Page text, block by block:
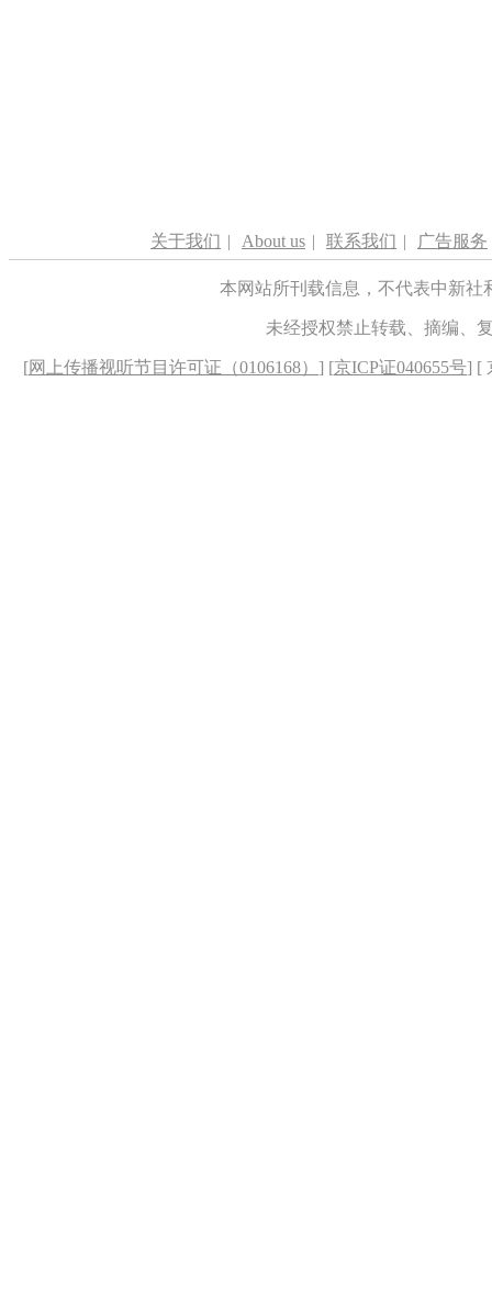
关于我们 | About us | 联系我们 | 广告服务
本网站所刊载信息，不代表中新
未经授权禁止转载、摘编、
[网上传播视听节目许可证（0106168） ] [京ICP证040655号] [